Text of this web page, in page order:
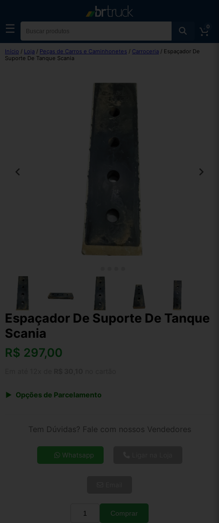
☰ 0
Início / Loja / Peças de Carros e Caminhonetes / Carroceria / Espaçador De
Suporte De Tanque Scania
Espaçador De Suporte De Tanque
Scania
R$ 297,00
Opções de Parcelamento
4x de R$ 82,31
5x de R$ 66,71
Tem Dúvidas? Fale com nossos Vendedores
Whatsapp
Quantidade
Comprar